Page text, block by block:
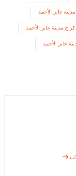
جابر الأحمد
كراج مدينة جابر الأحمد
جابر الأحمد